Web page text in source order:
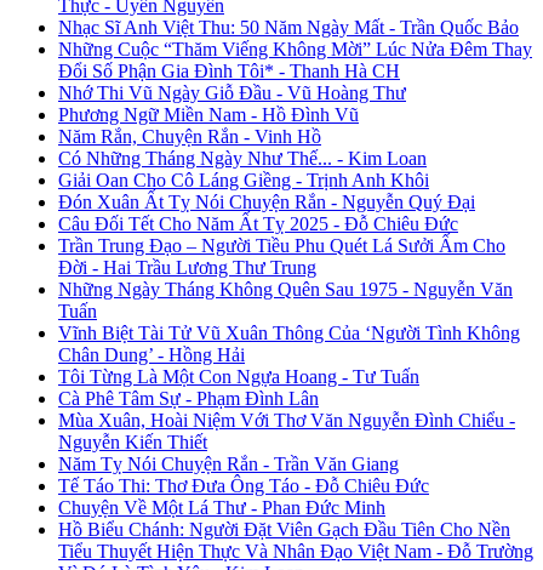
Thực - Uyên Nguyên
Nhạc Sĩ Anh Việt Thu: 50 Năm Ngày Mất - Trần Quốc Bảo
Những Cuộc “Thăm Viếng Không Mời” Lúc Nửa Đêm Thay
Đổi Số Phận Gia Đình Tôi* - Thanh Hà CH
Nhớ Thi Vũ Ngày Giỗ Đầu - Vũ Hoàng Thư
Phương Ngữ Miền Nam - Hồ Đình Vũ
Năm Rắn, Chuyện Rắn - Vinh Hồ
Có Những Tháng Ngày Như Thế... - Kim Loan
Giải Oan Cho Cô Láng Giềng - Trịnh Anh Khôi
Đón Xuân Ất Tỵ Nói Chuyện Rắn - Nguyễn Quý Đại
Câu Đối Tết Cho Năm Ất Tỵ 2025 - Đỗ Chiêu Đức
Trần Trung Đạo – Người Tiều Phu Quét Lá Sưởi Ấm Cho
Đời - Hai Trầu Lương Thư Trung
Những Ngày Tháng Không Quên Sau 1975 - Nguyễn Văn
Tuấn
Vĩnh Biệt Tài Tử Vũ Xuân Thông Của ‘Người Tình Không
Chân Dung’ - Hồng Hải
Tôi Từng Là Một Con Ngựa Hoang - Tư Tuấn
Cà Phê Tâm Sự - Phạm Đình Lân
Mùa Xuân, Hoài Niệm Với Thơ Văn Nguyễn Đình Chiểu -
Nguyễn Kiến Thiết
Năm Tỵ Nói Chuyện Rắn - Trần Văn Giang
Tế Táo Thi: Thơ Đưa Ông Táo - Đỗ Chiêu Đức
Chuyện Về Một Lá Thư - Phan Đức Minh
Hồ Biểu Chánh: Người Đặt Viên Gạch Đầu Tiên Cho Nền
Tiểu Thuyết Hiện Thực Và Nhân Đạo Việt Nam - Đỗ Trường